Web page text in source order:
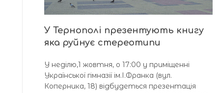
У Тернополі презентують книгу
яка руйнує стереотипи
У неділю,1 жовтня, о 17:00 у приміщенні
Української гімназії ім.І.Франка (вул.
Коперника, 18) відбудеться презентація